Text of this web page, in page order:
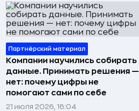
Партнёрский материал
Компании научились собирать
данные. Принимать решения —
нет: почему цифры не
помогают сами по себе
21 июля 2026, 16:04